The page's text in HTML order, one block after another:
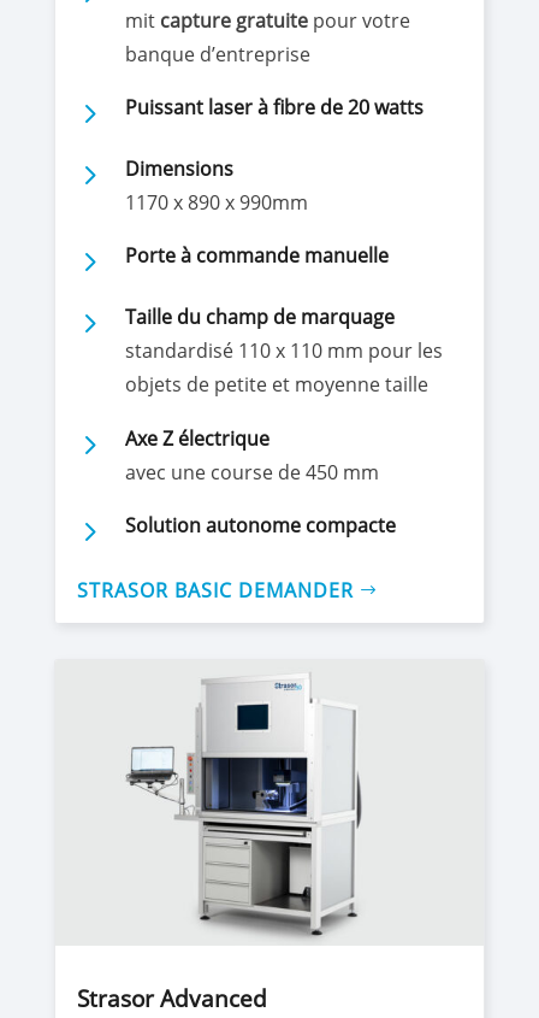
mit capture gratuitepour votre
banque d’entreprise
5 Puissant laser à fibre de 20 watts
5
Dimensions
1170 x 890 x 990mm
5 Porte à commande manuelle
5
Taille du champ de marquage
standardisé 110 x 110 mm pour les
objets de petite et moyenne taille
5
Axe Z électrique
avec une course de 450 mm
5 Solution autonome compacte
STRASOR BASIC DEMANDER
Strasor Advanced